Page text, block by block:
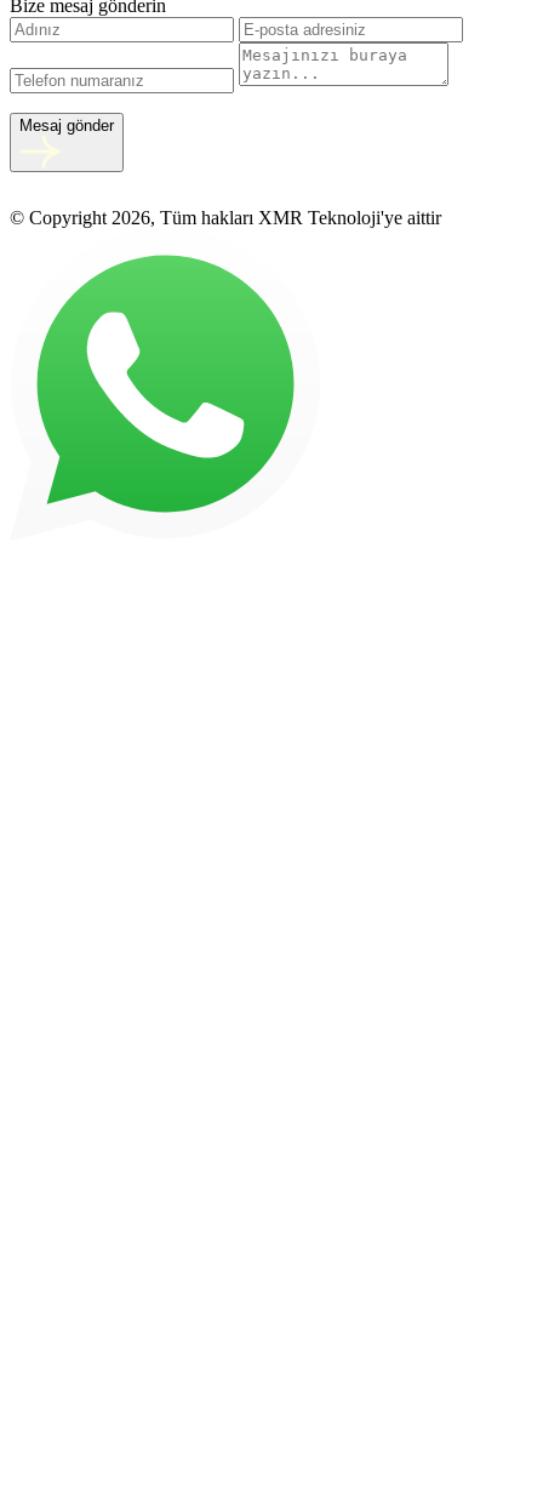
Bize mesaj gönderin
Mesaj gönder
© Copyright 2026, Tüm hakları XMR Teknoloji'ye aittir